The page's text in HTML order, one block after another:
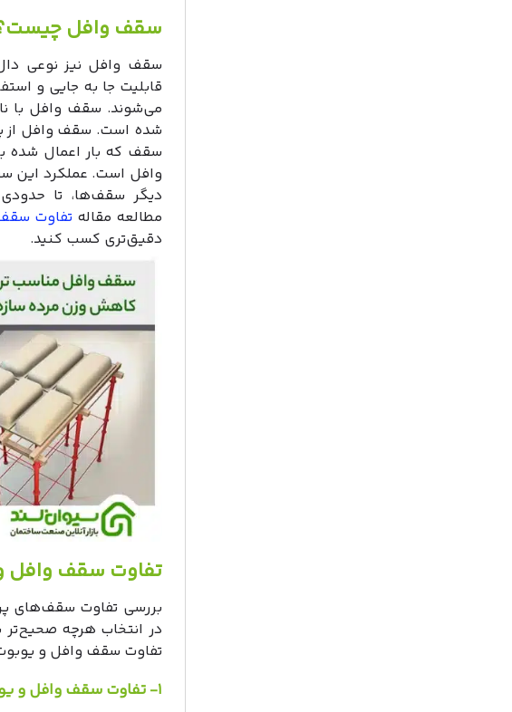
سقف وافل
سقف وافل نیز نوعی
قابلیت جا به جایی و
می‌شوند. سقف وافل با
شده است. سقف وافل از
سقف که بار اعمال شده
وافل است. عملکرد این
دیگر سقف‌ها، تا
مطالعه مقاله تفاوت
دقیق‌تری کسب کنید.
تفاوت سقف وافل
بررسی تفاوت سقف‌های
در انتخاب هرچه
تفاوت سقف وافل و
۱- تفاوت سقف وافل و یوبوت از نظر آیین نامه‌ای